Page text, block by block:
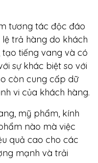
tương tác độc đáo
trả hàng do khách
tạo tiếng vang và có
sự khác biệt so với
còn cung cấp dữ
vi của khách hàng.
mỹ phẩm, kính
nào mà việc
quả cao cho các
mạnh và trải